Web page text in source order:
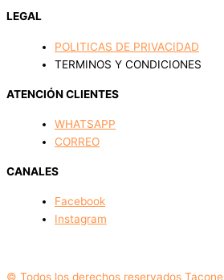
LEGAL
POLITICAS DE PRIVACIDAD
TERMINOS Y CONDICIONES
ATENCIÓN CLIENTES
WHATSAPP
CORREO
CANALES
Facebook
Instagram
© Todos los derechos reservados